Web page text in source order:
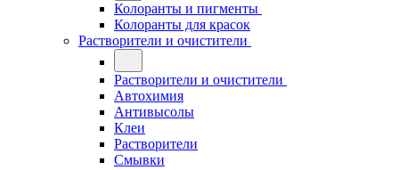
Колоранты и пигменты
Колоранты для красок
Растворители и очистители
Растворители и очистители
Автохимия
Антивысолы
Клеи
Растворители
Смывки